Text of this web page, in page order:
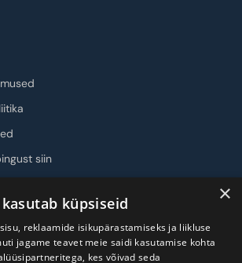
siin
×
küpsiseid
reklaamide isikupärastamiseks ja liikluse
jagame teavet meie saidi kasutamise kohta
kes võivad seda